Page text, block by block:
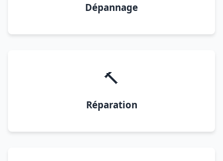
Dépannage
🔨
Réparation